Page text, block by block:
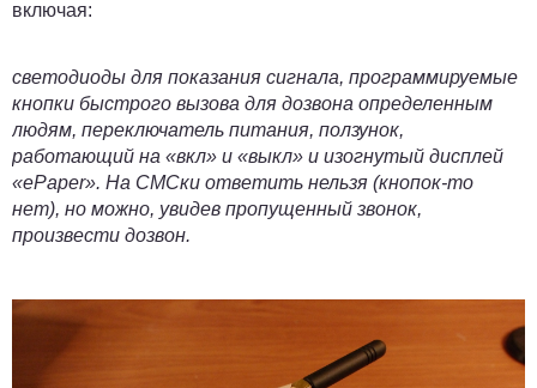
включая:
светодиоды для показания сигнала, программируемые
кнопки быстрого вызова для дозвона определенным
людям, переключатель питания, ползунок,
работающий на «вкл» и «выкл» и изогнутый дисплей
«ePaper». На СМСки ответить нельзя (кнопок-то
нет), но можно, увидев пропущенный звонок,
произвести дозвон.